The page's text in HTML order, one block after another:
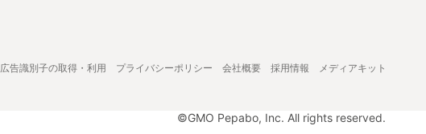
広告識別子の取得・利用 プライバシーポリシー 会社概要 採用情報 メディアキット
©GMO Pepabo, Inc. All rights reserved.